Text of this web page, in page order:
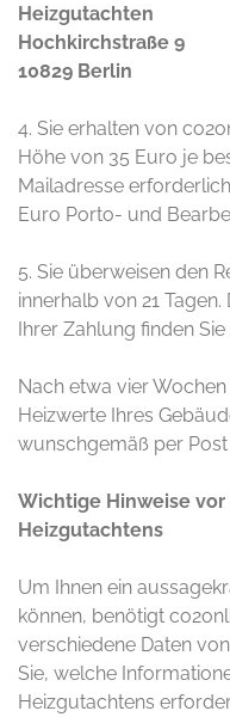
Heizgutachten
Hochkirchstraße 9
10829 Berlin
4. Sie erhalten von
Höhe von 35 Euro je
Mailadresse
Euro Porto- und
5. Sie überweisen den
innerhalb von 21
Ihrer Zahlung finden
Nach etwa vier
Heizwerte Ihres
wunschgemäß per
Wichtige Hinweise
Heizgutachtens
Um Ihnen ein
können, benötigt
verschiedene Daten
Sie, welche
Heizgutachtens